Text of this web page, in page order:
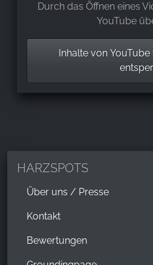
Durch das Öffnen eines
YouTube
Inhalte von
HARZSPOTS
Über uns / Presse
Kontakt
Bewertungen